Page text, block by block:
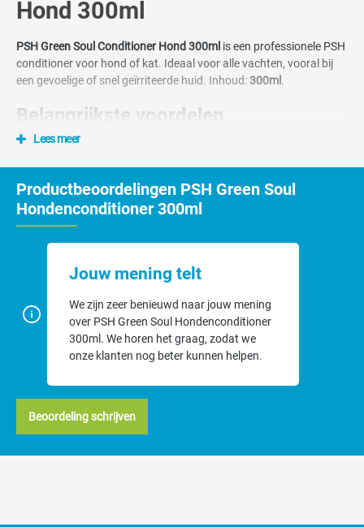
Hond 300ml
PSH Green Soul Conditioner Hond 300ml is een professionele PSH
conditioner voor hond of kat. Ideaal voor alle vachten, vooral bij
een gevoelige of snel geïrriteerde huid. Inhoud: 300ml .
Belangrijkste voordelen
Anti-inflammatoire ondersteuning
De hond of kat krijgt glanzend en zacht haar
Bestrijdt overtollige vettigheid bij de huid.
groene thee
Gebruik
Vacht natmaken, inmasseren, goed uitspoelen.
Waarom PSH?
Lees meer
Productbeoordelingen PSH Green Soul
Hondenconditioner 300ml
Jouw mening telt
We zijn zeer benieuwd naar jouw mening
over PSH Green Soul Hondenconditioner
300ml. We horen het graag, zodat we
onze klanten nog beter kunnen helpen.
Beoordeling schrijven